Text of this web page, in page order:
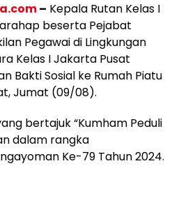
– Kepala Rutan Kelas I
beserta Pejabat
Pegawai di Lingkungan
Kelas I Jakarta Pusat
Bakti Sosial ke Rumah Piatu
Jumat (09/08).
bertajuk “Kumham Peduli
dalam rangka
Ke-79 Tahun 2024.